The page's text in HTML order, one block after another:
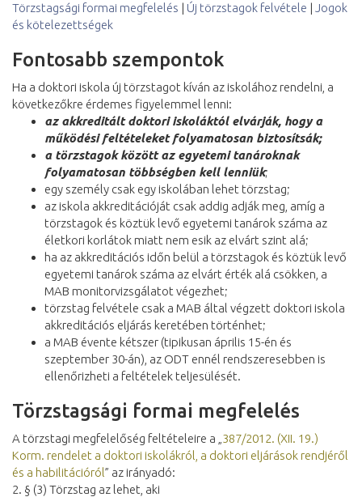
Törzstagsági formai megfelelés | Új törzstagok felvétele | Jogok
és kötelezettségek
Fontosabb szempontok
Ha a doktori iskola új törzstagot kíván az iskolához rendelni, a
következőkre érdemes figyelemmel lenni:
az akkreditált doktori iskoláktól elvárják, hogy a
működési feltételeket folyamatosan biztosítsák;
a törzstagok között az egyetemi tanároknak
folyamatosan többségben kell lenniük;
egy személy csak egy iskolában lehet törzstag;
az iskola akkreditációját csak addig adják meg, amíg a
törzstagok és köztük levő egyetemi tanárok száma az
életkori korlátok miatt nem esik az elvárt szint alá;
ha az akkreditációs időn belül a törzstagok és köztük levő
egyetemi tanárok száma az elvárt érték alá csökken, a
MAB monitorvizsgálatot végezhet;
törzstag felvétele csak a MAB által végzett doktori iskola
akkreditációs eljárás keretében történhet;
a MAB évente kétszer (tipikusan április 15-én és
szeptember 30-án), az ODT ennél rendszeresebben is
ellenőrizheti a feltételek teljesülését.
Törzstagsági formai megfelelés
A törzstagi megfelelőség feltételeire a „ 387/2012. (XII. 19.)
Korm. rendelet a doktori iskolákról, a doktori eljárások rendjéről
és a habilitációról” az irányadó:
2. § (3) Törzstag az lehet, aki